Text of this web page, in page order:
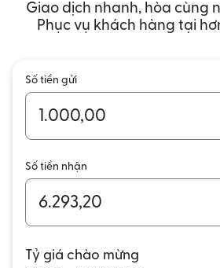
Giao dịch nhanh, hòa cùng
Phục vụ khách hàng tại
Số tiền gửi
Số tiền nhận
Tỷ giá chào mừng